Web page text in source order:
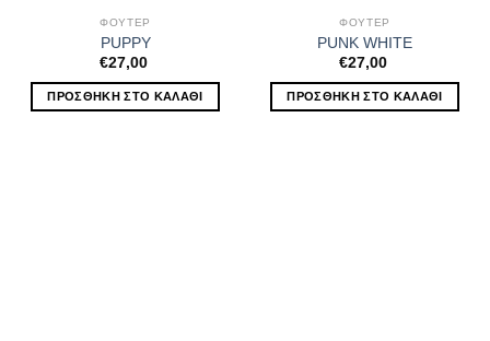
ΦΟΥΤΕΡ
PUPPY
€27,00
ΠΡΟΣΘΉΚΗ ΣΤΟ ΚΑΛΆΘΙ
ΦΟΥΤΕΡ
PUNK WHITE
€27,00
ΠΡΟΣΘΉΚΗ ΣΤΟ ΚΑΛΆΘΙ